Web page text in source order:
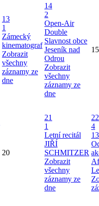
13
1
Zámecký
kinematograf
Zobrazit
všechny
záznamy ze
dne
14
2
Open-Air
Double
Slavnost obce
Jeseník nad
Odrou
Zobrazit
všechny
záznamy ze
dne
15
20
21
1
Letní recitál
JIŘÍ
SCHMITZER
Zobrazit
všechny
záznamy ze
dne
22
4